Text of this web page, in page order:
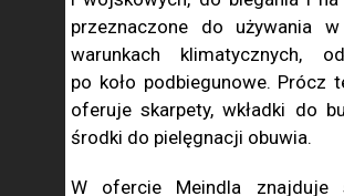
przeznaczone do używania
warunkach klimatycznych,
po koło podbiegunowe. Prócz
oferuje skarpety, wkładki do
środki do pielęgnacji obuwia.
W ofercie Meindla znajduje